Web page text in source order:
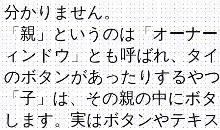
分かりません。
「親」というのは「オーナ
ィンドウ」とも呼ばれ、タ
のボタンがあったりするや
「子」は、その親の中にボ
します。実はボタンやテキ